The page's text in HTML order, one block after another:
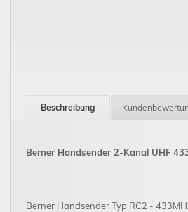
Beschreibung
Berner Handsender 2-Kanal UHF
Berner Handsender Typ RC2 -